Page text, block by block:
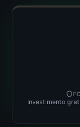
Investimento